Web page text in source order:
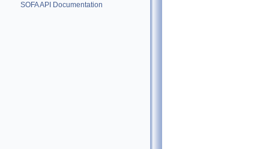
SOFA API Documentation